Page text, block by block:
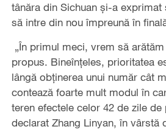
tânăra din Sichuan și-a exprimat
să intre din nou împreună în
„În primul meci, vrem să
propus. Bineînțeles, prioritatea
lângă obținerea unui număr cât
contează foarte mult modul în
teren efectele celor 42 de zile de
declarat Zhang Linyan, în vârstă